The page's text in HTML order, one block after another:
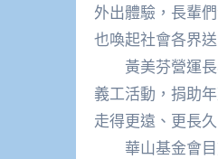
外出體驗，長輩
也喚起社會各界
黃美芬營運長
義工活動，捐助
走得更遠、更長久
華山基金會目